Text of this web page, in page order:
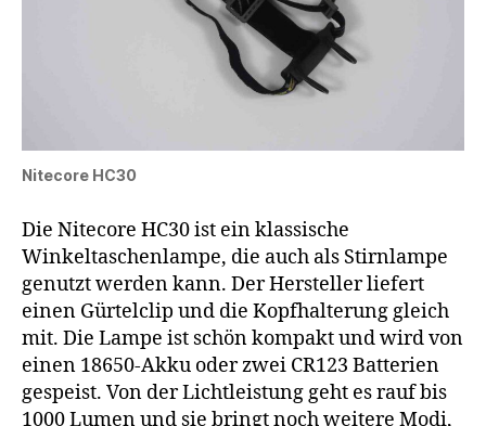
Nitecore HC30
Die Nitecore HC30 ist ein klassische
Winkeltaschenlampe, die auch als Stirnlampe
genutzt werden kann. Der Hersteller liefert
einen Gürtelclip und die Kopfhalterung gleich
mit. Die Lampe ist schön kompakt und wird von
einen 18650-Akku oder zwei CR123 Batterien
gespeist. Von der Lichtleistung geht es rauf bis
1000 Lumen und sie bringt noch weitere Modi,